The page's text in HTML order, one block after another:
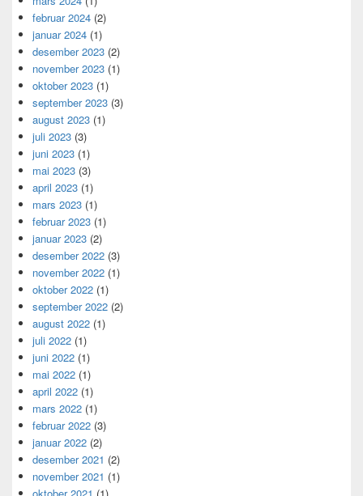
februar 2024 (2)
januar 2024 (1)
desember 2023 (2)
november 2023 (1)
oktober 2023 (1)
september 2023 (3)
august 2023 (1)
juli 2023 (3)
juni 2023 (1)
mai 2023 (3)
april 2023 (1)
mars 2023 (1)
februar 2023 (1)
januar 2023 (2)
desember 2022 (3)
november 2022 (1)
oktober 2022 (1)
september 2022 (2)
august 2022 (1)
juli 2022 (1)
juni 2022 (1)
mai 2022 (1)
april 2022 (1)
mars 2022 (1)
februar 2022 (3)
januar 2022 (2)
desember 2021 (2)
november 2021 (1)